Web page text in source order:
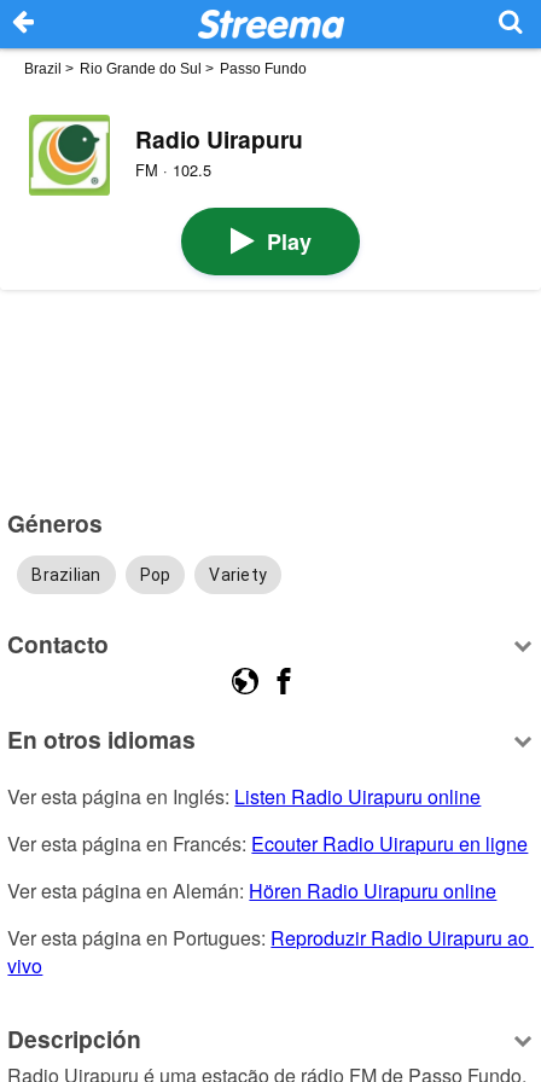
Brazil > Rio Grande do Sul > Passo Fundo
Radio Uirapuru
FM · 102.5
Play
Géneros
Brazilian Pop Variety
Contacto
En otros idiomas
Ver esta página en Inglés: Listen Radio Uirapuru online
Ver esta página en Francés: Ecouter Radio Uirapuru en ligne
Ver esta página en Alemán: Hören Radio Uirapuru online
Ver esta página en Portugues: Reproduzir Radio Uirapuru ao
vivo
Descripción
Radio Uirapuru é uma estação de rádio FM de Passo Fundo,